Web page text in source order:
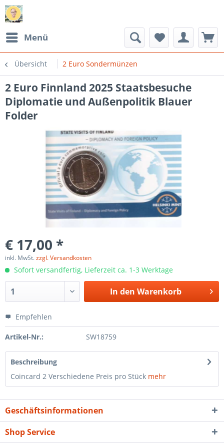
Menü
Übersicht 2 Euro Sondermünzen
2 Euro Finnland 2025 Staatsbesuche
Diplomatie und Außenpolitik Blauer
Folder
€ 17,00 *
inkl. MwSt.zzgl. Versandkosten
Sofort versandfertig, Lieferzeit ca. 1-3 Werktage
In den Warenkorb
Empfehlen
Artikel-Nr.: SW18759
Beschreibung
Coincard 2 Verschiedene Preis pro Stück mehr
Geschäftsinformationen
Shop Service